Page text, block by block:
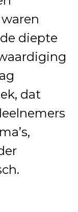
diepte
dat